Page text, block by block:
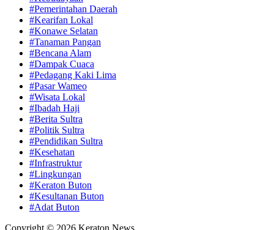
#Pemerintahan Daerah
#Kearifan Lokal
#Konawe Selatan
#Tanaman Pangan
#Bencana Alam
#Dampak Cuaca
#Pedagang Kaki Lima
#Pasar Wameo
#Wisata Lokal
#Ibadah Haji
#Berita Sultra
#Politik Sultra
#Pendidikan Sultra
#Kesehatan
#Infrastruktur
#Lingkungan
#Keraton Buton
#Kesultanan Buton
#Adat Buton